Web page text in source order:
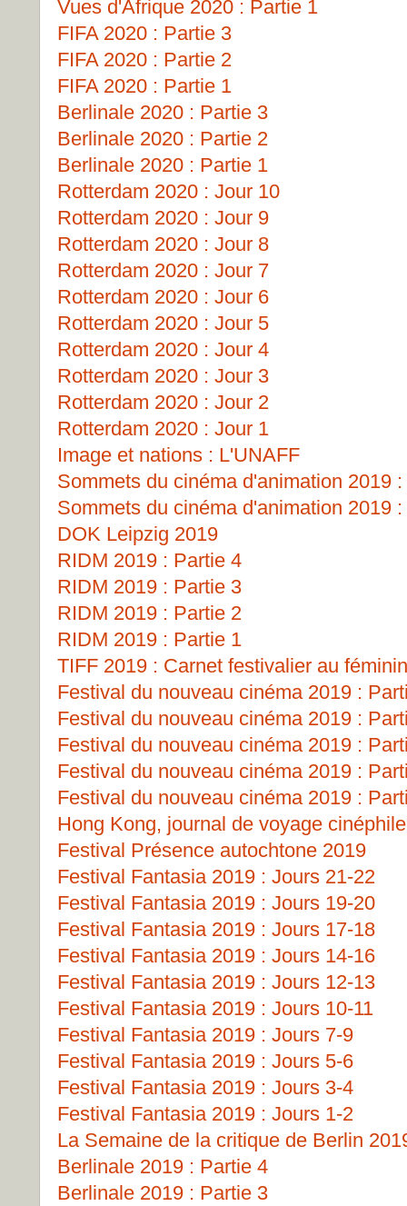
Vues d'Afrique 2020 : Partie 1
FIFA 2020 : Partie 3
FIFA 2020 : Partie 2
FIFA 2020 : Partie 1
Berlinale 2020 : Partie 3
Berlinale 2020 : Partie 2
Berlinale 2020 : Partie 1
Rotterdam 2020 : Jour 10
Rotterdam 2020 : Jour 9
Rotterdam 2020 : Jour 8
Rotterdam 2020 : Jour 7
Rotterdam 2020 : Jour 6
Rotterdam 2020 : Jour 5
Rotterdam 2020 : Jour 4
Rotterdam 2020 : Jour 3
Rotterdam 2020 : Jour 2
Rotterdam 2020 : Jour 1
Image et nations : L'UNAFF
Sommets du cinéma d'animation 2019
Sommets du cinéma d'animation 2019
DOK Leipzig 2019
RIDM 2019 : Partie 4
RIDM 2019 : Partie 3
RIDM 2019 : Partie 2
RIDM 2019 : Partie 1
TIFF 2019 : Carnet festivalier au féminin
Festival du nouveau cinéma 2019 :
Festival du nouveau cinéma 2019 :
Festival du nouveau cinéma 2019 :
Festival du nouveau cinéma 2019 :
Festival du nouveau cinéma 2019 :
Hong Kong, journal de voyage cinéphile
Festival Présence autochtone 2019
Festival Fantasia 2019 : Jours 21-22
Festival Fantasia 2019 : Jours 19-20
Festival Fantasia 2019 : Jours 17-18
Festival Fantasia 2019 : Jours 14-16
Festival Fantasia 2019 : Jours 12-13
Festival Fantasia 2019 : Jours 10-11
Festival Fantasia 2019 : Jours 7-9
Festival Fantasia 2019 : Jours 5-6
Festival Fantasia 2019 : Jours 3-4
Festival Fantasia 2019 : Jours 1-2
La Semaine de la critique de Berlin
Berlinale 2019 : Partie 4
Berlinale 2019 : Partie 3